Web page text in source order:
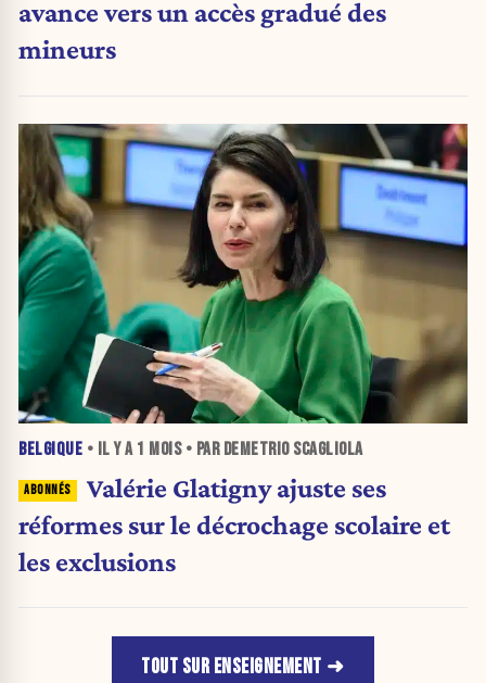
avance vers un accès gradué des
mineurs
BELGIQUE • IL Y A 1 MOIS• PAR DEMETRIO SCAGLIOLA
Valérie Glatigny ajuste ses
réformes sur le décrochage scolaire et
les exclusions
TOUT SUR ENSEIGNEMENT